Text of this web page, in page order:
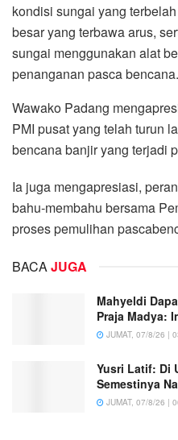
kondisi sungai yang
besar yang terbawa arus,
sungai menggunakan alat
penanganan pasca bencana.
Wawako Padang
PMI pusat yang telah turun
bencana banjir yang terjadi
Ia juga mengapresiasi,
bahu-membahu bersama
proses pemulihan
BACAJUGA
Mahyeldi
Praja Madya:
JUMAT, 07/8/26 |
Yusri Latif: Di
Semestinya
JUMAT, 07/8/26 |